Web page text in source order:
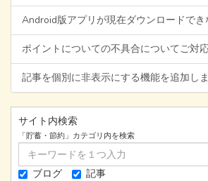
Android版アプリが現在ダウンロードでき
ポイントについての不具合についてご対
記事を個別に非表示にする機能を追加し
サイト内検索
「貯蓄・節約」カテゴリ内を検索
ブログ
記事